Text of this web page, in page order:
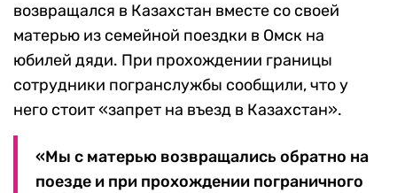
возвращался в Казахстан вместе со своей
матерью из семейной поездки в Омск на
юбилей дяди. При прохождении границы
сотрудники погранслужбы сообщили, что у
него стоит «запрет на въезд в Казахстан».
«Мы с матерью возвращались обратно на
поезде и при прохождении пограничного